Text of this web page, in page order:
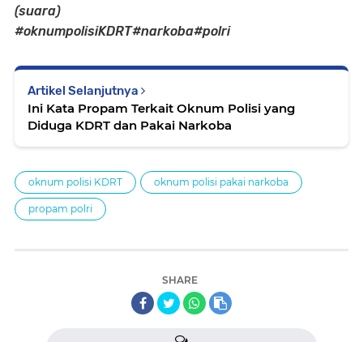
(suara)
#oknumpolisiKDRT#narkoba#polri
Artikel Selanjutnya
Ini Kata Propam Terkait Oknum Polisi yang
Diduga KDRT dan Pakai Narkoba
oknum polisi KDRT oknum polisi pakai narkoba
propam polri
SHARE